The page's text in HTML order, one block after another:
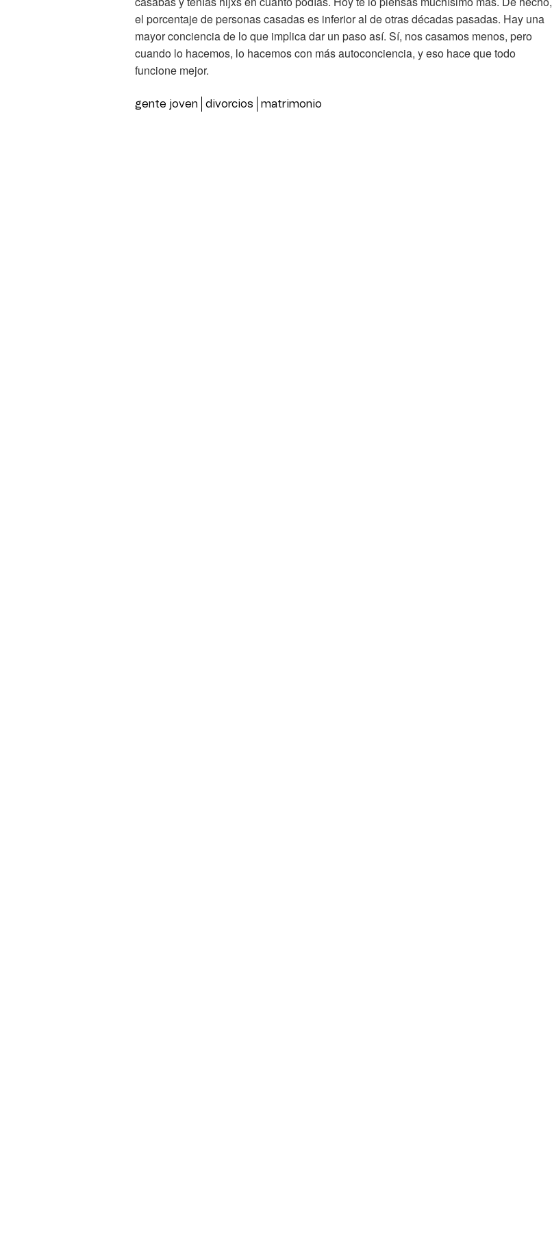
el porcentaje de personas casadas es inferior al de otras décadas pasadas. Hay una
mayor conciencia de lo que implica dar un paso así. Sí, nos casamos menos, pero
cuando lo hacemos, lo hacemos con más autoconciencia, y eso hace que todo
funcione mejor.
gente joven divorcios matrimonio